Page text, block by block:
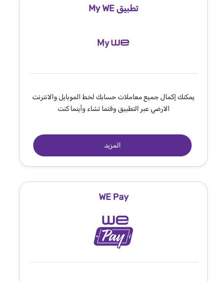
تطبيق My WE
يمكنك إكمال جميع معاملات حسابك لخط الموبايل والانترنت
الارضي عبر التطبيق وقتما تشاء وأينما كنت
المزيد
WE Pay